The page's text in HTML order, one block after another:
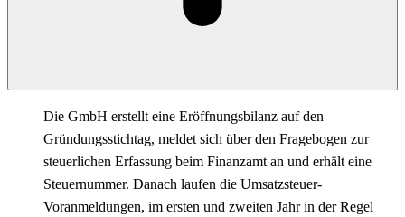
Die GmbH erstellt eine Eröffnungsbilanz auf den
Gründungsstichtag, meldet sich über den Fragebogen zur
steuerlichen Erfassung beim Finanzamt an und erhält eine
Steuernummer. Danach laufen die Umsatzsteuer-
Voranmeldungen, im ersten und zweiten Jahr in der Regel